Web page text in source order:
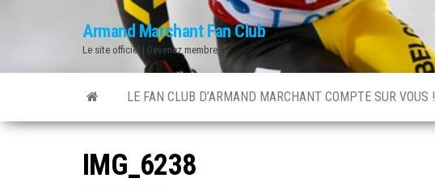
content
Armand Marchant Fan Club
Le site officiel | Devenez membre !
LE FAN CLUB D’ARMAND MARCHANT COMPTE SUR VOUS !
IMG_6238